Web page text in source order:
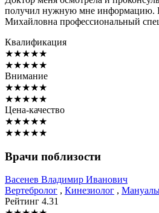
получил нужную мне информацию.
Михайловна профессиональный
Квалификация
★★★★★
★★★★★
Внимание
★★★★★
★★★★★
Цена-качество
★★★★★
★★★★★
Врачи поблизости
Васенев Владимир Иванович
Вертебролог , Кинезиолог ,
Рейтинг 4.31